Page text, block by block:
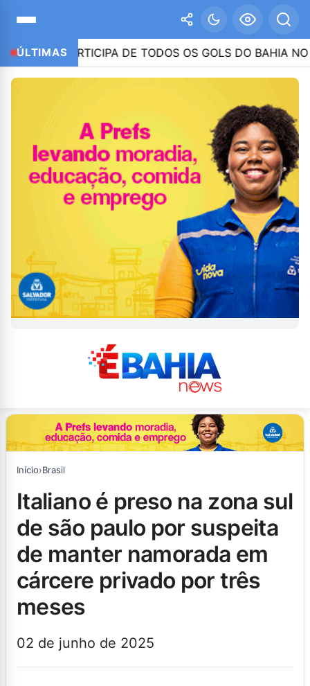
ÚLTIMAS
PARTICIPA DE TODOS OS GOLS DO BAHIA NO 2º
Início›Brasil
italiano é preso na zona sul
de são paulo por suspeita
de manter namorada em
cárcere privado por três
meses
02 de junho de 2025